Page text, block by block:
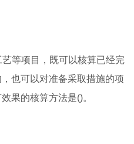
等项目，既可以核算已经完
也可以对准备采取措施的项
果的核算方法是()。